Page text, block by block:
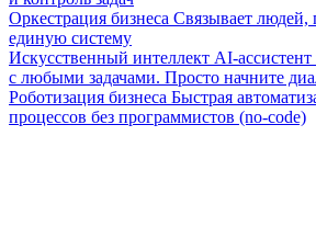
Оркестрация бизнеса Связывает людей,
единую систему
Искусственный интеллект AI-
с любыми задачами. Просто начните
Роботизация бизнеса Быстрая
процессов без программистов (no-code)